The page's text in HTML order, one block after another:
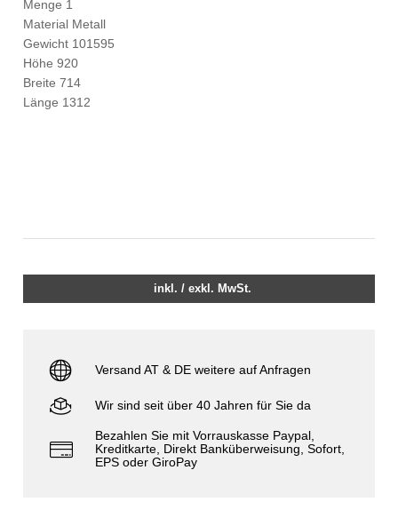
Menge 1
Material Metall
Gewicht 101595
Höhe 920
Breite 714
Länge 1312
inkl. / exkl. MwSt.
Versand AT & DE weitere auf Anfragen
Wir sind seit über 40 Jahren für Sie da
Bezahlen Sie mit Vorrauskasse Paypal,
Kreditkarte, Direkt Banküberweisung, Sofort,
EPS oder GiroPay